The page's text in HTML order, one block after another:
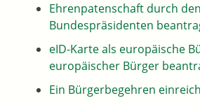
Ehrenpatenschaft durch den
Bundespräsidenten
eID-Karte als europäische
europäischer Bürger
Ein Bürgerbegehren